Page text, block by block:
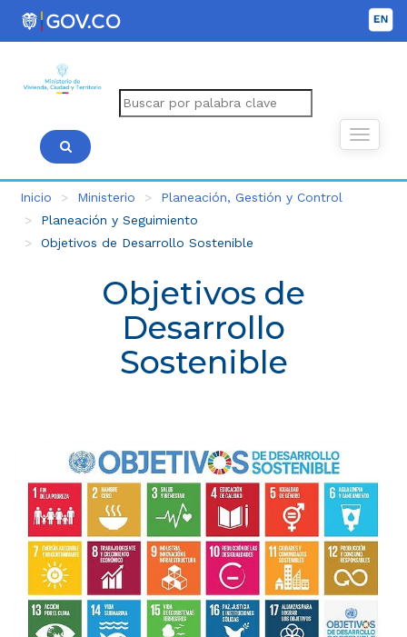
Inicio Ministerio
Planeación, Gestión y Control
Planeación y Seguimiento
Objetivos de Desarrollo Sostenible
Objetivos de
Desarrollo
Sostenible